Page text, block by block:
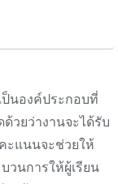
ป็นองค์ประกอบที่
วยว่างานจะได้รับ
ะแนนจะช่วยให้
วนการให้ผู้เรียน